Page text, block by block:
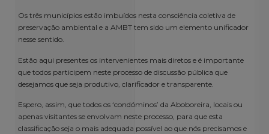
Os três municípios estão imbuídos nesta consciência coletiva de
preservação ambiental e a AMBT tem sido um elemento unificador
nesse sentido.
Estão aqui presentes os intervenientes mais diretos e é importante
que todos participem neste processo de discussão pública que
desejamos que seja produtivo, clarificador e transparente.
Espero, assim, que todos os ‘condóminos’ da Aboboreira, locais ou
apenas visitantes se envolvam neste processo, para que esta
classificação seja o mais adequada possível ao que nós precisamos e